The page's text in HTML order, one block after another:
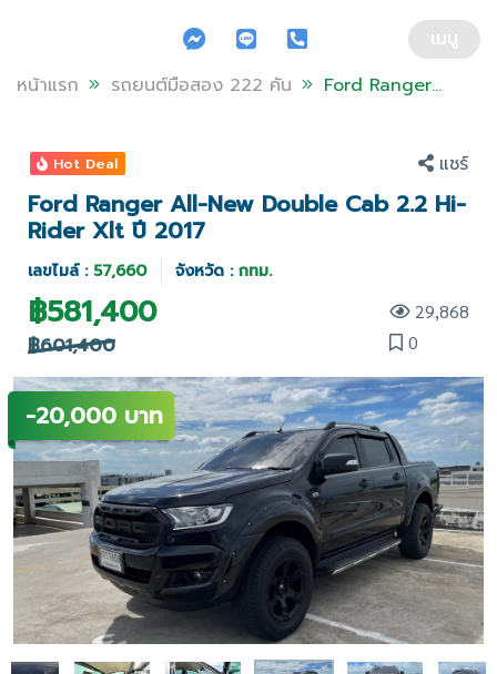
เมนู
หน้าแรก
รถยนต์มือสอง 222 คัน
Ford Ranger
2.2 Hi-Rider Xlt
ปี 2017
Hot Deal แชร์
Ford Ranger All-New Double Cab 2.2 Hi-
Rider Xlt ปี 2017
เลขไมล์ : 57,660 จังหวัด : กทม.
฿581,400
฿601,400
29,868
0
-20,000 บาท